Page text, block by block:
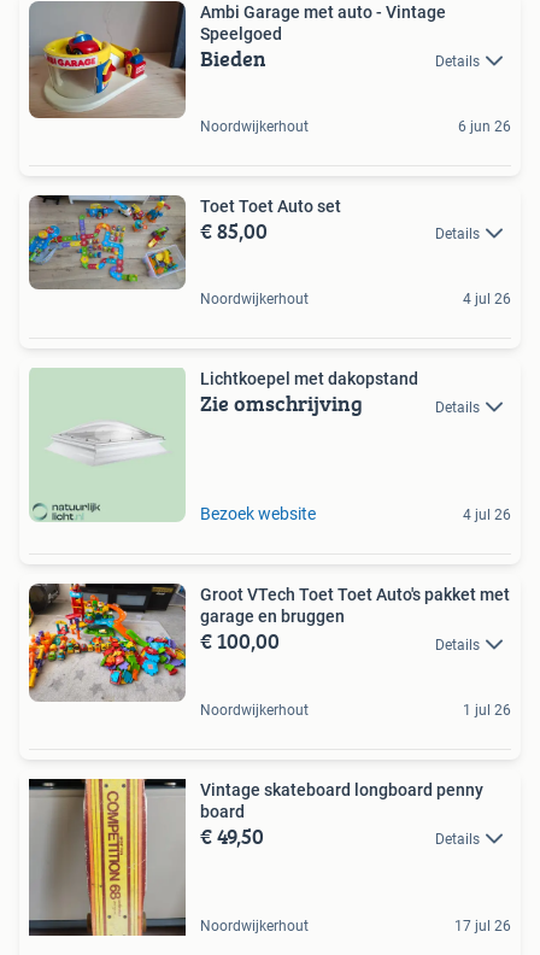
Ambi Garage met auto - Vintage
Speelgoed
Bieden Details
Noordwijkerhout 6 jun 26
Toet Toet Auto set
€ 85,00 Details
Noordwijkerhout 4 jul 26
Lichtkoepel met dakopstand
Zie omschrijving Details
Bezoek website 4 jul 26
Groot VTech Toet Toet Auto's pakket met
garage en bruggen
€ 100,00 Details
Noordwijkerhout 1 jul 26
Vintage skateboard longboard penny
board
€ 49,50 Details
Noordwijkerhout 17 jul 26